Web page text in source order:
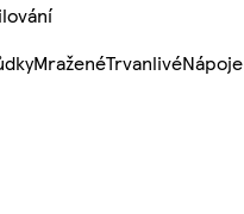
MraženéTrvanlivéNápoje